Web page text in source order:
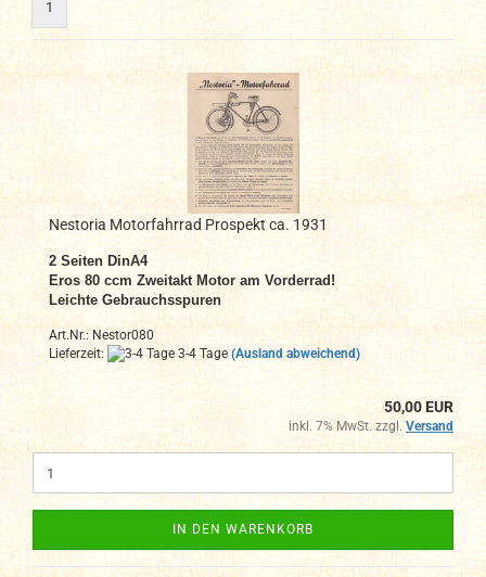
1
Nestoria Motorfahrrad Prospekt ca. 1931
2 Seiten DinA4
Eros 80 ccm Zweitakt Motor am Vorderrad!
Leichte Gebrauchsspuren
Art.Nr.: Nestor080
Lieferzeit:
3-4 Tage (Ausland abweichend)
50,00 EUR
inkl. 7% MwSt. zzgl. Versand
IN DEN WARENKORB